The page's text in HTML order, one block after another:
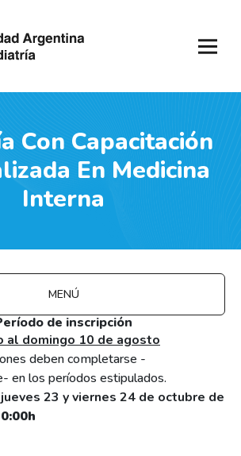
Con Capacitación
En Medicina
Interna
MENÚ
de inscripción
al domingo 10 de agosto
deben completarse -
en los períodos estipulados.
jueves 23 y viernes 24 de octubre de